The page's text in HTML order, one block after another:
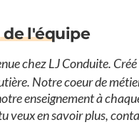
l'équipe
chez LJ Conduite.
Notre coeur de
enseignement à
veux en savoir plus,